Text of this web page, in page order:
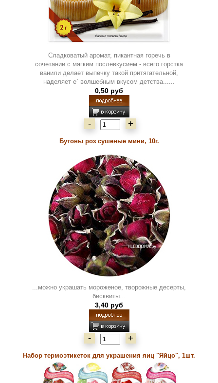
Сладковатый аромат, пикантная горечь в
сочетании с мягким послевкусием - всего горстка
ванили делает выпечку такой притягательной,
наделяет е` волшебным вкусом детства......
0,50 руб
- +
Бутоны роз сушеные мини, 10г.
...можно украшать мороженое, творожные десерты,
бисквиты...
3,40 руб
- +
Набор термоэтикеток для украшения яиц "Яйцо", 1шт.